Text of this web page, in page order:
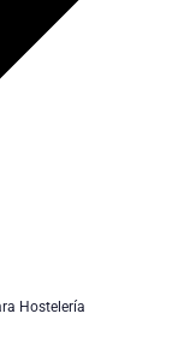
Hostelería